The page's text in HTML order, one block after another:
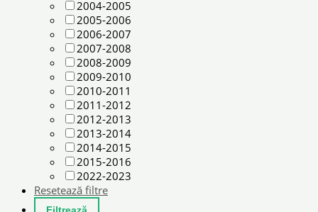
2004-2005
2005-2006
2006-2007
2007-2008
2008-2009
2009-2010
2010-2011
2011-2012
2012-2013
2013-2014
2014-2015
2015-2016
2022-2023
Resetează filtre